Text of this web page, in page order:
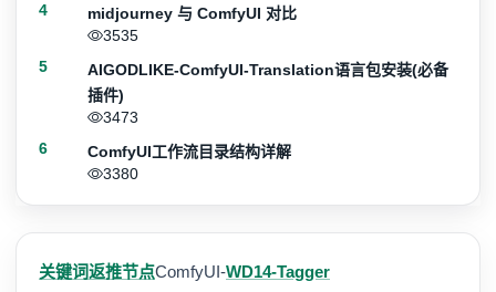
关键词返推节点ComfyUI-WD14-Tagger
4
midjourney 与 ComfyUI 对比
3535
5
AIGODLIKE-ComfyUI-Translation语言包安装(必备
插件)
3473
6
ComfyUI工作流目录结构详解
3380